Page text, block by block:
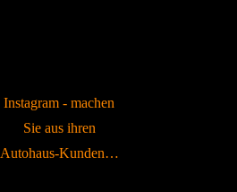
Instagram - machen
Sie aus ihren
Autohaus-Kunden…